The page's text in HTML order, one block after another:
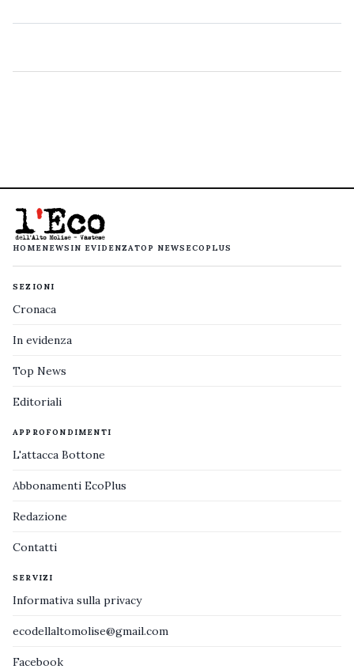
HOMENEWS IN EVIDENZATOP NEWS ECOPLUS
SEZIONI
Cronaca
In evidenza
Top News
Editoriali
APPROFONDIMENTI
L'attacca Bottone
Abbonamenti EcoPlus
Redazione
Contatti
SERVIZI
Informativa sulla privacy
ecodellaltomolise@gmail.com
Facebook